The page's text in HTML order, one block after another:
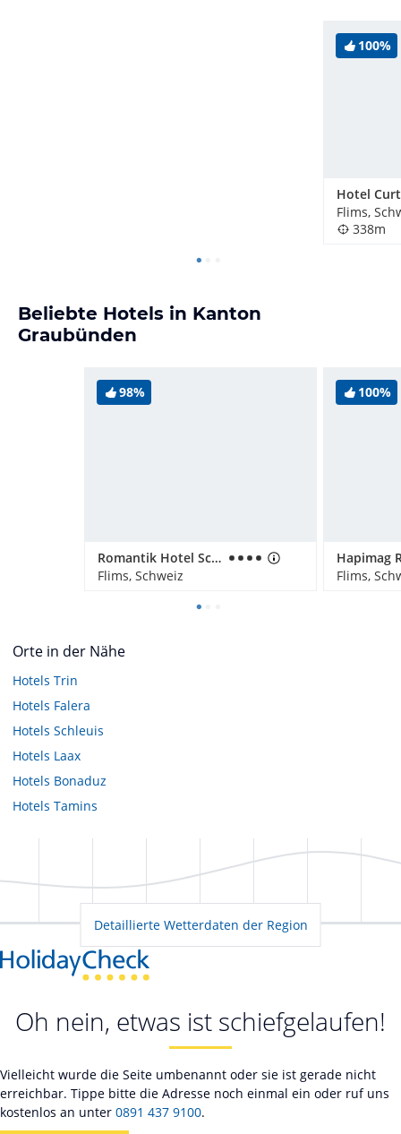
100%
Hotel
Flims,
338m
Beliebte Hotels in Kanton
Graubünden
98%
Romantik Hotel Schweizerhof & Spa
Flims, Schweiz
100%
Flims,
Orte in der Nähe
Hotels Trin
Hotels Falera
Hotels Schleuis
Hotels Laax
Hotels Bonaduz
Hotels Tamins
Detaillierte Wetterdaten der Region
Oh nein, etwas ist schiefgelaufen!
Vielleicht wurde die Seite umbenannt oder sie ist gerade nicht
erreichbar. Tippe bitte die Adresse noch einmal ein oder ruf uns
kostenlos an unter 0891 437 9100.